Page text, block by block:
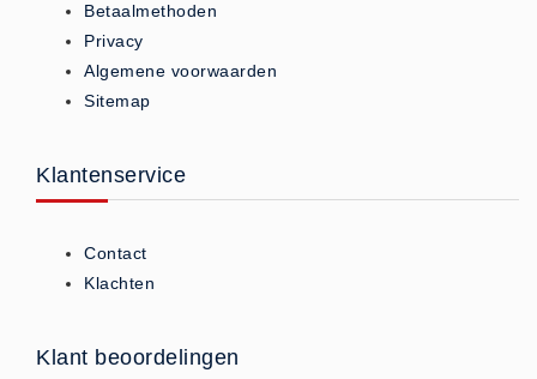
VCA Trajecten
ISO 9001 Begeleiding
Inspectiecentrale
Ons Team
Nieuws
Contact
Klachten
Betaalmethoden
Privacy
Algemene voorwaarden
Sitemap
Klantenservice
Contact
Klachten
Klant beoordelingen